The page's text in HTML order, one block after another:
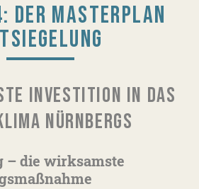
DER MASTERPLAN
INVESTITION IN DAS
NÜRNBERGS
– die wirksamste